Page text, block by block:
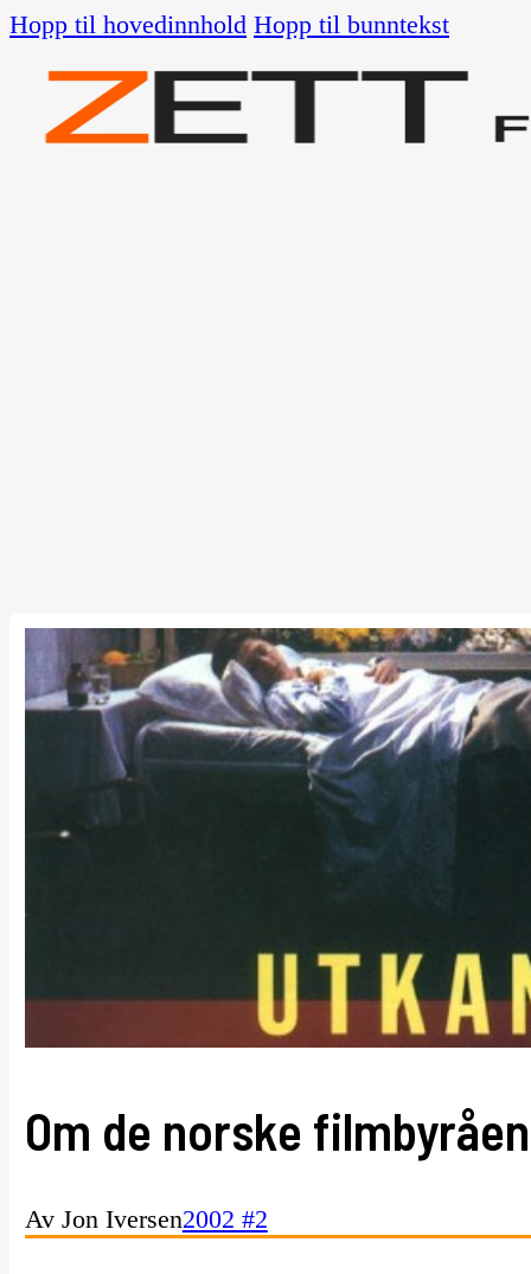
Hopp til hovedinnhold Hopp til bunntekst
Om de norske
Av Jon Iversen2002 #2